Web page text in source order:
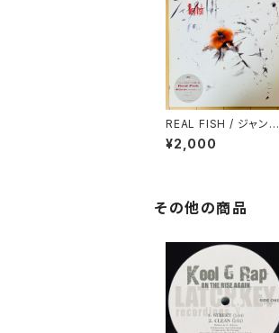
REAL FISH / ジャンク
ビート東京
¥2,000
その他の商品